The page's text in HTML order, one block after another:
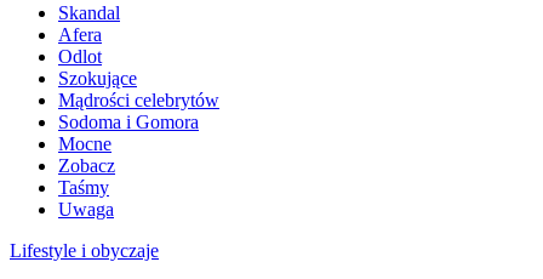
Skandal
Afera
Odlot
Szokujące
Mądrości celebrytów
Sodoma i Gomora
Mocne
Zobacz
Taśmy
Uwaga
Lifestyle i obyczaje